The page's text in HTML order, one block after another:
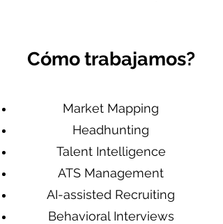
Cómo trabajamos?
Market Mapping
Headhunting
Talent Intelligence
ATS Management
AI-assisted Recruiting
Behavioral Interviews